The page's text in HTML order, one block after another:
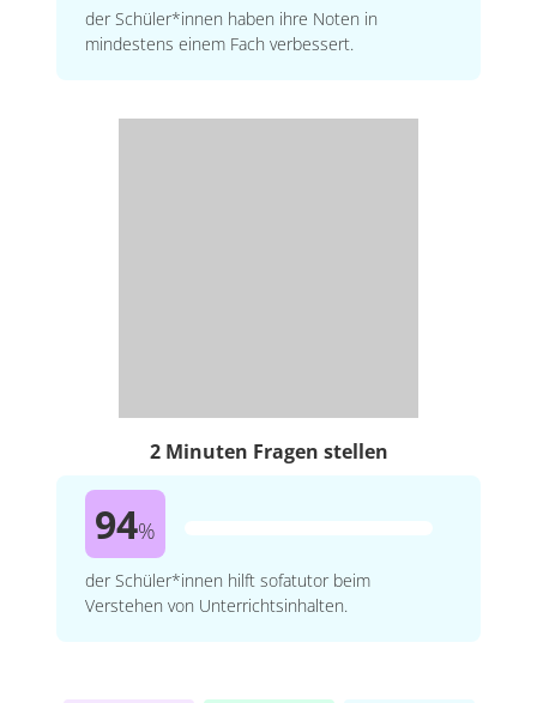
der Schüler*innen haben ihre Noten in
mindestens einem Fach verbessert.
2 Minuten Fragen stellen
94%
der Schüler*innen hilft sofatutor beim
Verstehen von Unterrichtsinhalten.